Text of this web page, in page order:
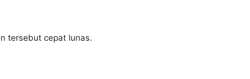
tersebut cepat lunas.